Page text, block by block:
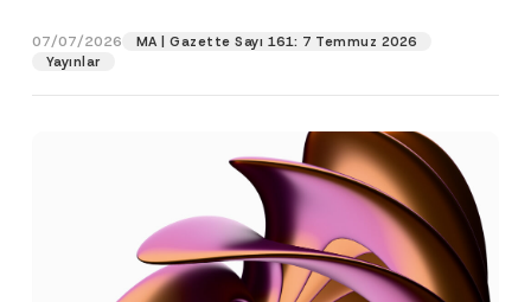
07/07/2026
MA | Gazette Sayı 161: 7 Temmuz 2026
Yayınlar